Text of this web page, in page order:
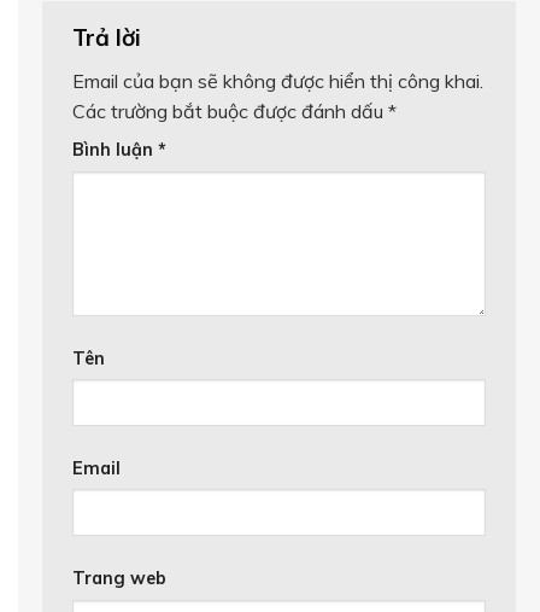
Trả lời
Email của bạn sẽ không được hiển thị công khai.
Các trường bắt buộc được đánh dấu *
Bình luận *
Tên
Email
Trang web